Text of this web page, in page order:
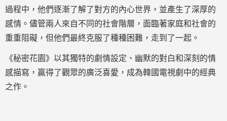
過程中，他們逐漸了解了對方的內心世界，並產生了深厚的
感情。儘管兩人來自不同的社會階層，面臨著家庭和社會的
重重阻礙，但他們最終克服了種種困難，走到了一起。
《秘密花園》以其獨特的劇情設定、幽默的對白和深刻的情
感描寫，贏得了觀眾的廣泛喜愛，成為韓國電視劇中的經典
之作。